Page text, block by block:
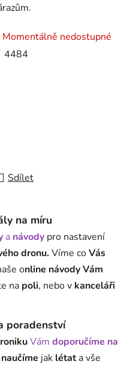
Momentálně nedostupné
4484
Sdílet
na míru
a návody pro nastavení
dronu. Víme coVás
online návody Vám
na poli, nebo v kanceláři
poradenství
Vám doporučíme na
naučíme jak létata vše